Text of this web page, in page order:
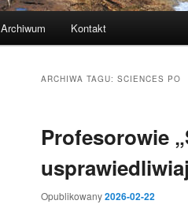
Archiwum Kontakt
ARCHIWA TAGU: SCIENCES PO
Profesorowie
Opublikowany2026-02-22